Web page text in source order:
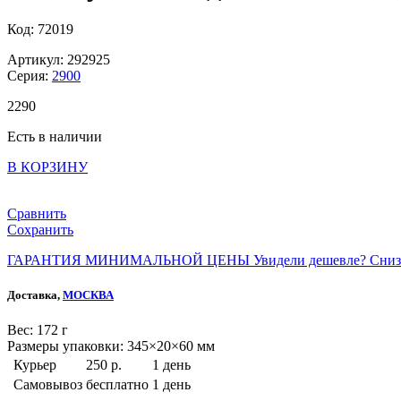
Код: 72019
Артикул: 292925
Серия: 2900
2290
Есть в наличии
В КОРЗИНУ
Сравнить
Сохранить
ГАРАНТИЯ МИНИМАЛЬНОЙ ЦЕНЫ Увидели дешевле?
Доставка, МОСКВА
Веc: 172 г
Размеры упаковки: 345×20×60 мм
Курьер
250 р.
1 день
Самовывоз бесплатно 1 день